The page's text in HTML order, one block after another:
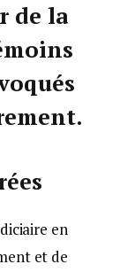
de la
en
et de